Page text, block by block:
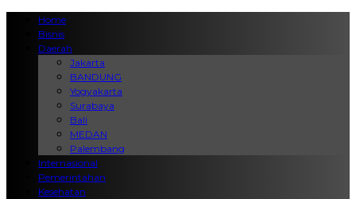
Home
Bisnis
Daerah
Jakarta
BANDUNG
Yogyakarta
Surabaya
Bali
MEDAN
Palembang
Internasional
Pemerintahan
Kesehatan